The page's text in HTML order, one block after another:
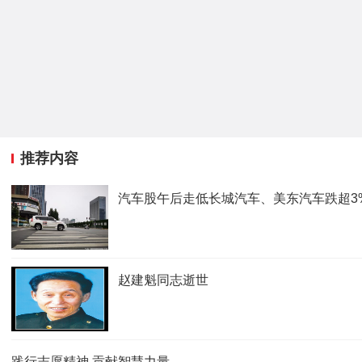
推荐内容
汽车股午后走低长城汽车、美东汽车跌超
赵建魁同志逝世